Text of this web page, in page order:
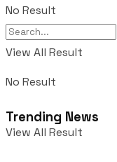
No Result
View All Result
No Result
View All Result
Trending News